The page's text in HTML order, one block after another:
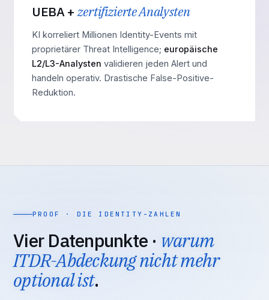
UEBA +zertifizierte Analysten
KI korreliert Millionen Identity-Events mit
proprietärer Threat Intelligence; europäische
L2/L3-Analysten validieren jeden Alert und
handeln operativ. Drastische False-Positive-
Reduktion.
PROOF · DIE IDENTITY-ZAHLEN
Vier Datenpunkte · warum
ITDR-Abdeckung nicht mehr
optional ist.